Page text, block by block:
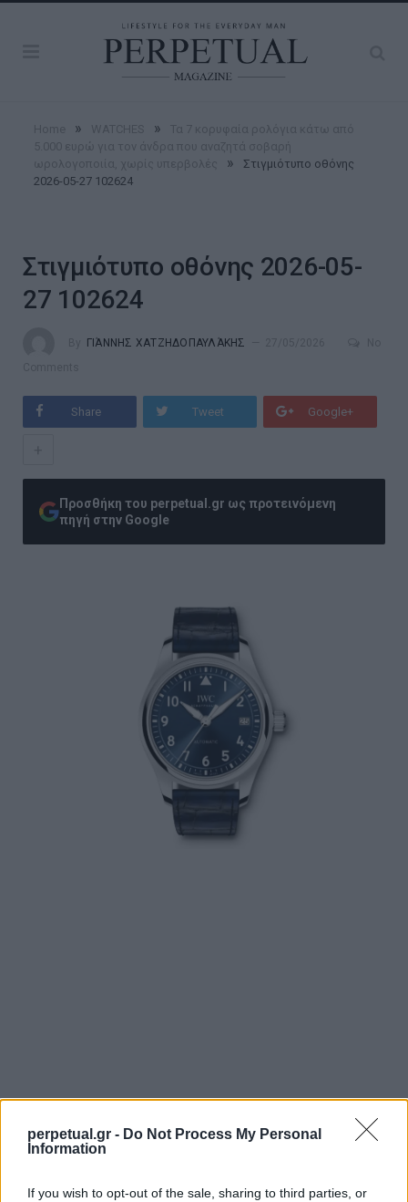
perpetual.gr - Do Not Process My Personal
Information
If you wish to opt-out of the sale, sharing to third parties, or
» »
»
Στιγμιότυπο οθόνης
2026-05-27 102624
Στιγμιότυπο οθόνης 2026-05-
27 102624
ΓΙΆΝΝΗΣ ΧΑΤΖΗΔΟΠΑΥΛΆΚΗΣ
Share Tweet Google+
Προσθήκη του perpetual.gr ως προτεινόμενη
πηγή στην Google